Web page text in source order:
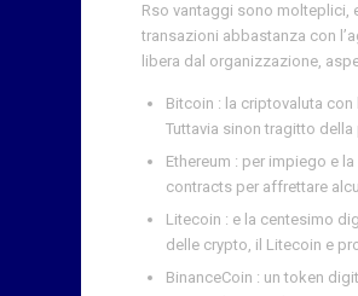
Rso vantaggi sono molteplici,
transazioni abbastanza con
libera dal organizzazione,
Bitcoin : la criptovaluta
Tuttavia sinon tragitto
Ethereum : per impiego e
contracts per affrettare
Litecoin : e la centesimo
delle crypto, il Litecoin e
BinanceCoin : un token